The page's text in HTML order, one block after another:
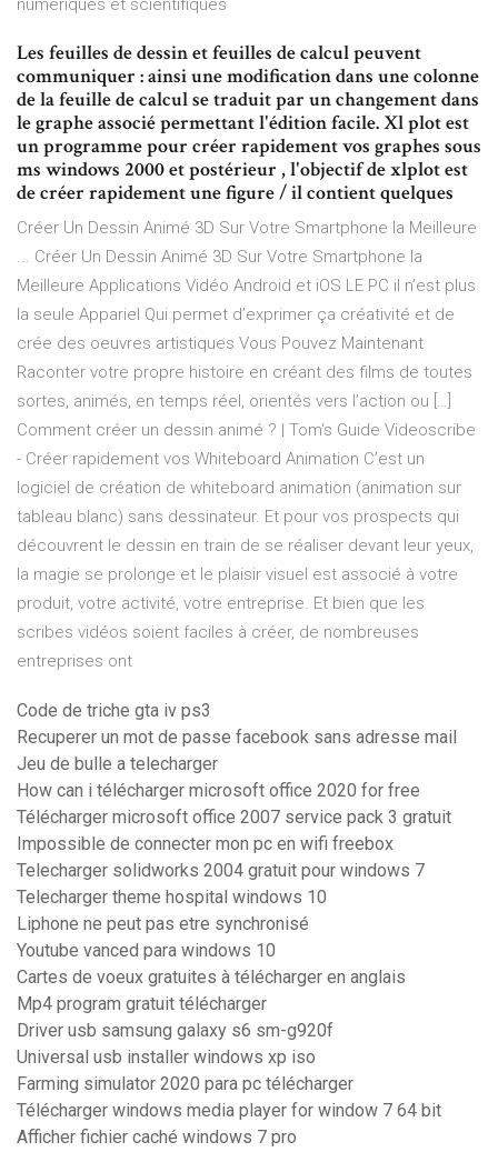
numériques et scientifiques
Les feuilles de dessin et feuilles de calcul peuvent
communiquer : ainsi une modification dans une colonne
de la feuille de calcul se traduit par un changement dans
le graphe associé permettant l'édition facile. Xl plot est
un programme pour créer rapidement vos graphes sous
ms windows 2000 et postérieur , l'objectif de xlplot est
de créer rapidement une figure / il contient quelques
Créer Un Dessin Animé 3D Sur Votre Smartphone la Meilleure
... Créer Un Dessin Animé 3D Sur Votre Smartphone la
Meilleure Applications Vidéo Android et iOS LE PC il n’est plus
la seule Appariel Qui permet d’exprimer ça créativité et de
crée des oeuvres artistiques Vous Pouvez Maintenant
Raconter votre propre histoire en créant des films de toutes
sortes, animés, en temps réel, orientés vers l’action ou […]
Comment créer un dessin animé ? | Tom's Guide Videoscribe
- Créer rapidement vos Whiteboard Animation C’est un
logiciel de création de whiteboard animation (animation sur
tableau blanc) sans dessinateur. Et pour vos prospects qui
découvrent le dessin en train de se réaliser devant leur yeux,
la magie se prolonge et le plaisir visuel est associé à votre
produit, votre activité, votre entreprise. Et bien que les
scribes vidéos soient faciles à créer, de nombreuses
entreprises ont
Code de triche gta iv ps3
Recuperer un mot de passe facebook sans adresse mail
Jeu de bulle a telecharger
How can i télécharger microsoft office 2020 for free
Télécharger microsoft office 2007 service pack 3 gratuit
Impossible de connecter mon pc en wifi freebox
Telecharger solidworks 2004 gratuit pour windows 7
Telecharger theme hospital windows 10
Liphone ne peut pas etre synchronisé
Youtube vanced para windows 10
Cartes de voeux gratuites à télécharger en anglais
Mp4 program gratuit télécharger
Driver usb samsung galaxy s6 sm-g920f
Universal usb installer windows xp iso
Farming simulator 2020 para pc télécharger
Télécharger windows media player for window 7 64 bit
Afficher fichier caché windows 7 pro